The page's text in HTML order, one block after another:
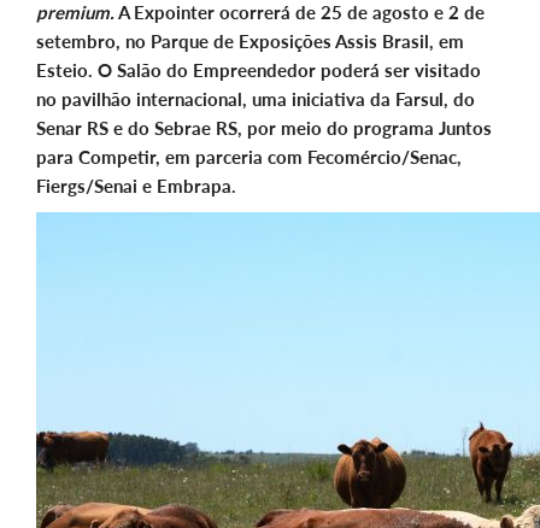
premium.A Expointer ocorrerá de 25 de agosto e 2 de
setembro, no Parque de Exposições Assis Brasil, em
Esteio. O Salão do Empreendedor poderá ser visitado
no pavilhão internacional, uma iniciativa da Farsul, do
Senar RS e do Sebrae RS, por meio do programa Juntos
para Competir, em parceria com Fecomércio/Senac,
Fiergs/Senai e Embrapa.